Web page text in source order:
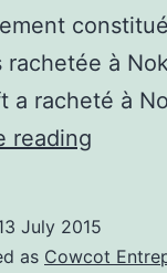
à
a racheté à
reading
passe
July 2015
as Cowcot